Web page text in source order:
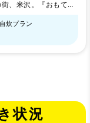
、米沢。『おもてな
自炊プラン
状況